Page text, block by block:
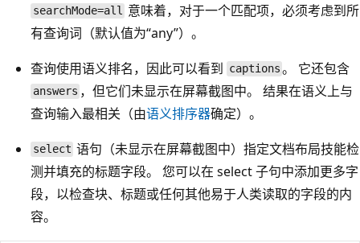
searchMode=all 意味着，对于一个匹配项，必须考虑到所
有查询词（默认值为“any”）。
查询使用语义排名，因此可以看到 captions 。 它还包含
answers ，但它们未显示在屏幕截图中。 结果在语义上与
查询输入最相关（由语义排序器确定）。
select 语句（未显示在屏幕截图中）指定文档布局技能检
测并填充的标题字段。 您可以在 select 子句中添加更多字
段，以检查块、标题或任何其他易于人类读取的字段的内
容。